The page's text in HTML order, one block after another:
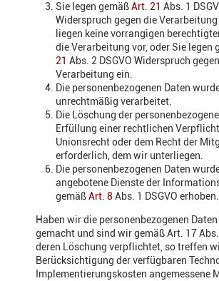
Sie legen gemäßArt. 21 Abs. 1
Widerspruch gegen die
liegen keine vorrangigen
die Verarbeitung vor, oder Sie legen
21 Abs. 2 DSGVO Widerspruch
Verarbeitung ein.
Die personenbezogenen Daten
unrechtmäßig verarbeitet.
Die Löschung der
Erfüllung einer rechtlichen
Unionsrecht oder dem Recht der
erforderlich, dem wir unterliegen.
Die personenbezogenen Daten
angebotene Dienste der
gemäßArt. 8Abs. 1 DSGVO erhoben.
Haben wir die personenbezogenen
gemacht und sind wir gemäß Art. 17 Abs.
deren Löschung verpflichtet, so treffen
Berücksichtigung der verfügbaren
Implementierungskosten angemessene